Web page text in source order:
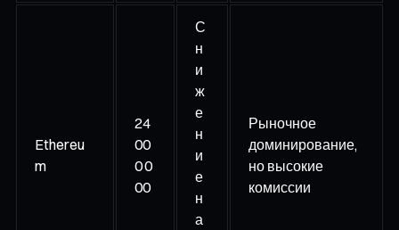
Ethereu
m
24
00
0 0
00
С
н
и
ж
е
н
и
е
н
а
Рыночное
доминирование,
но высокие
комиссии